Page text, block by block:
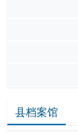
县档案馆